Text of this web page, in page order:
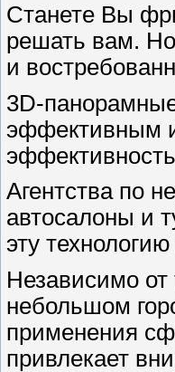
Станете Вы
решать вам.
и
3D-
эффективным
Агентства по
автосалоны и
эту
Независимо
небольшом
применения
привлекает